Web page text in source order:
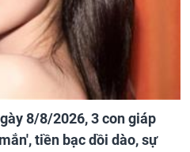
8/8/2026, 3 con giáp
tiền bạc dồi dào, sự